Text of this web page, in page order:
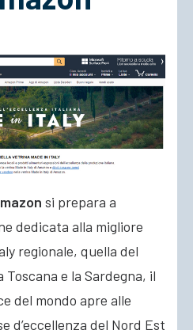
si prepara a
dedicata alla migliore
regionale, quella del
Toscana e la Sardegna, il
del mondo apre alle
d’eccellenza del Nord Est